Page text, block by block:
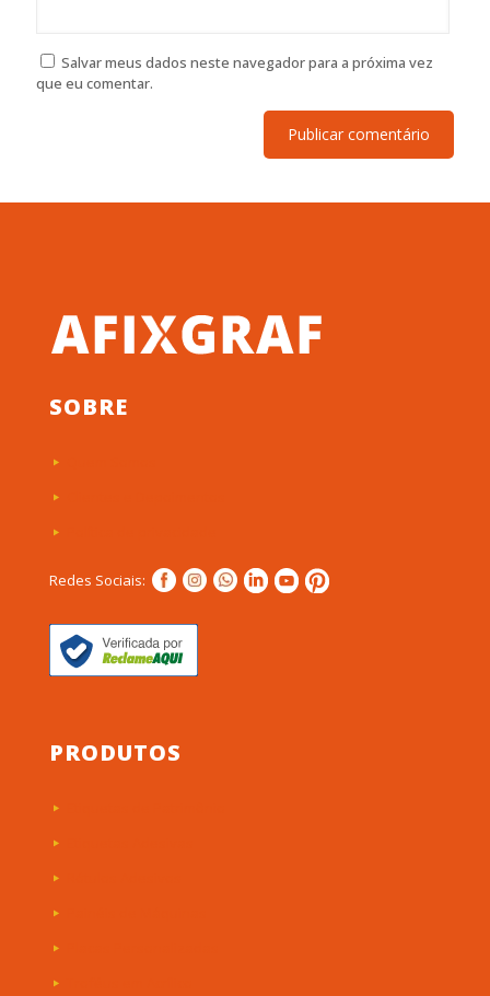
Salvar meus dados neste navegador para a próxima vez
que eu comentar.
SOBRE
Redes Sociais:
PRODUTOS